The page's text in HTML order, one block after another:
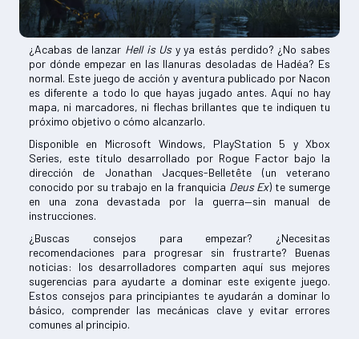
¿Acabas de lanzar Hell is Usy ya estás perdido? ¿No sabes
por dónde empezar en las llanuras desoladas de Hadéa? Es
normal. Este juego de acción y aventura publicado por Nacon
es diferente a todo lo que hayas jugado antes. Aquí no hay
mapa, ni marcadores, ni flechas brillantes que te indiquen tu
próximo objetivo o cómo alcanzarlo.
Disponible en Microsoft Windows, PlayStation 5 y Xbox
Series, este título desarrollado por Rogue Factor bajo la
dirección de Jonathan Jacques-Belletête (un veterano
conocido por su trabajo en la franquicia Deus Ex) te sumerge
en una zona devastada por la guerra—sin manual de
instrucciones.
¿Buscas consejos para empezar? ¿Necesitas
recomendaciones para progresar sin frustrarte? Buenas
noticias: los desarrolladores comparten aquí sus mejores
sugerencias para ayudarte a dominar este exigente juego.
Estos consejos para principiantes te ayudarán a dominar lo
básico, comprender las mecánicas clave y evitar errores
comunes al principio.